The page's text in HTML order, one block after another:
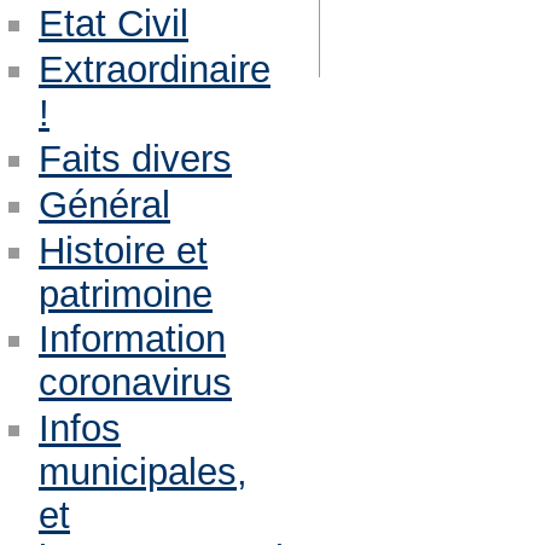
Etat Civil
Extraordinaire
!
Faits divers
Général
Histoire et
patrimoine
Information
coronavirus
Infos
municipales,
et